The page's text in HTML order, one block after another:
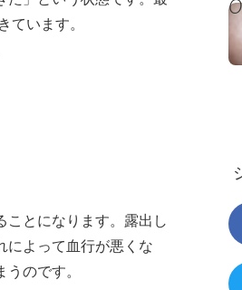
います。
ことになります。露出し
によって血行が悪くな
のです。